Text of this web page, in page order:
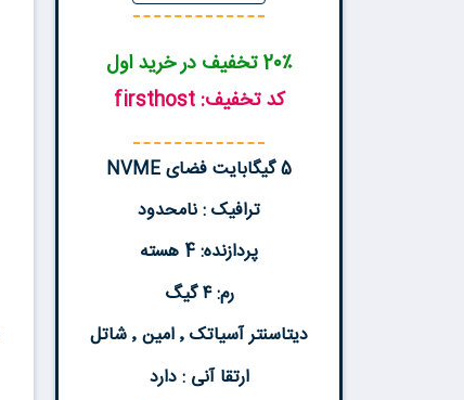
2۰٪ تخفیف در خرید اول
کد تخفیف: firsthost
5 گیگابایت فضای NVME
ترافیک : نامحدود
پردازنده: 4 هسته
رم: ۴ گیگ
دیتاسنتر آسیاتک ٬ امین ٬ شاتل
ارتقا آنی : دارد